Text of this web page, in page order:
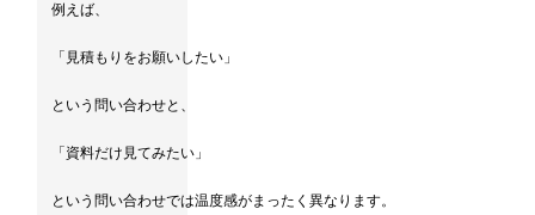
例えば、
「見積もりをお願いしたい」
という問い合わせと、
「資料だけ見てみたい」
という問い合わせでは温度感がまったく異なります。